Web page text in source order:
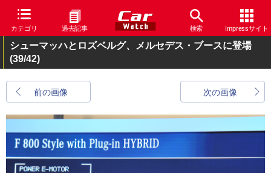
カテゴリ 過去記事 検索 Impressサイト
シューマッハとロズベルグ、メルセデス・ブースに登場
(39/42)
前の画像 次の画像